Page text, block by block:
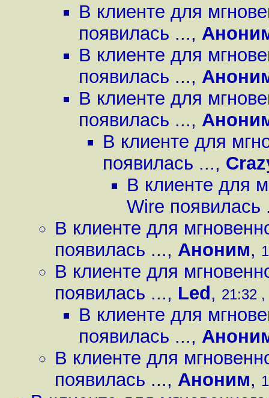
В клиенте для
появилась ...,
В клиенте для
появилась ...,
В клиенте для
появилась ...,
В клиенте для
появилась ...,
В клиенте для
Wire появилась
В клиенте для
появилась ..., Аноним,
В клиенте для
появилась ..., Led , 21:32
В клиенте для
появилась ...,
В клиенте для
появилась ..., Аноним,